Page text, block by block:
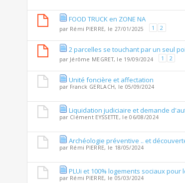
FOOD TRUCK en ZONE NA
par Rémi PIERRE, le 27/01/2025 1 2
2 parcelles se touchant par un seul
par Jérôme MEGRET, le 19/09/2024 1 2
Unité foncière et affectation
par Franck GERLACH, le 05/09/2024
Liquidation judiciaire et demande
par Clément EYSSETTE, le 06/08/2024
Archéologie préventive .. et
par Rémi PIERRE, le 18/05/2024
PLUi et 100% logements sociaux
par Rémi PIERRE, le 05/03/2024